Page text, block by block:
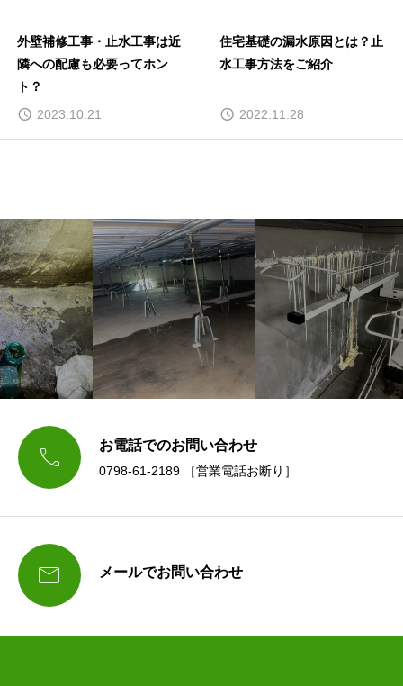
外壁補修工事・止水工事は近
隣への配慮も必要ってホン
ト？
2023.10.21
住宅基礎の漏水原因とは？止
水工事方法をご紹介
2022.11.28
 お電話でのお問い合わせ
0798-61-2189 ［営業電話お断り］
 メールでお問い合わせ